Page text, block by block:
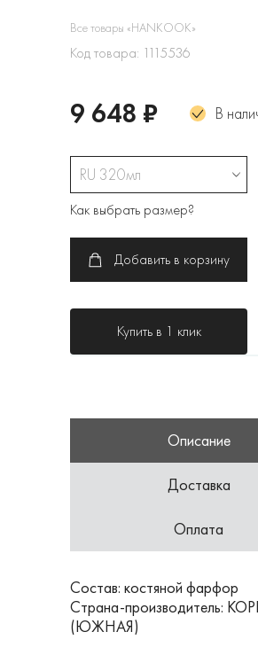
Все товары «HANKOOK»
Код товара: 1115536
9 648 ₽ В
RU 320мл
Как выбрать размер?
Добавить в корзину
Купить в 1 клик
Описание
Доставка
Оплата
Состав: костяной фарфор
Страна-производитель:
(ЮЖНАЯ)